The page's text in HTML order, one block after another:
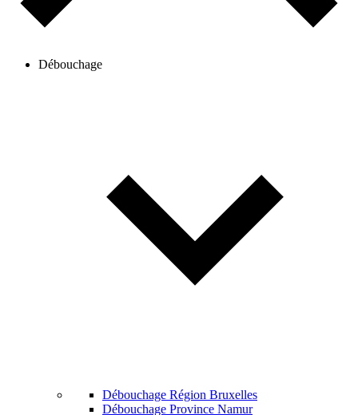
Débouchage
Débouchage Région Bruxelles
Débouchage Province Namur